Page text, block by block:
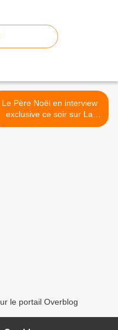
Le Père Noël en interview
exclusive ce soir sur La
chaîne du Père Noël >
le portail Overblog